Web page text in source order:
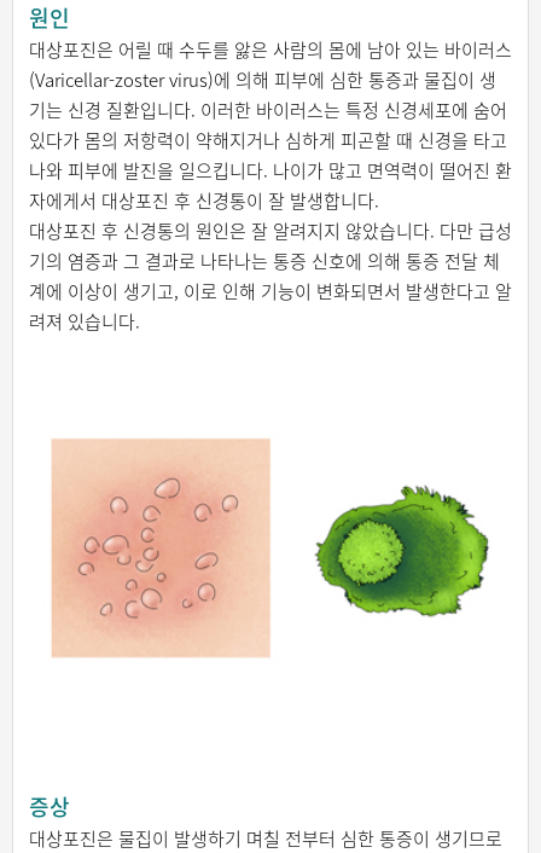
원인
대상포진은 어릴 때 수두를 앓은 사람의 몸에 남아 있는 바이러스
(Varicellar-zoster virus)에 의해 피부에 심한 통증과 물집이 생
기는 신경 질환입니다. 이러한 바이러스는 특정 신경세포에 숨어
있다가 몸의 저항력이 약해지거나 심하게 피곤할 때 신경을 타고
나와 피부에 발진을 일으킵니다. 나이가 많고 면역력이 떨어진 환
자에게서 대상포진 후 신경통이 잘 발생합니다.
대상포진 후 신경통의 원인은 잘 알려지지 않았습니다. 다만 급성
기의 염증과 그 결과로 나타나는 통증 신호에 의해 통증 전달 체
계에 이상이 생기고, 이로 인해 기능이 변화되면서 발생한다고 알
려져 있습니다.
증상
대상포진은 물집이 발생하기 며칠 전부터 심한 통증이 생기므로